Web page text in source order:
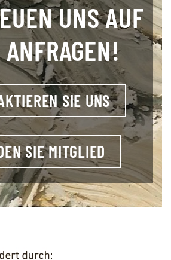
UNS AUF
SIE UNS
SIE MITGLIED